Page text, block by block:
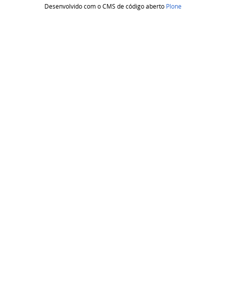
Desenvolvido com o CMS de código aberto Plone